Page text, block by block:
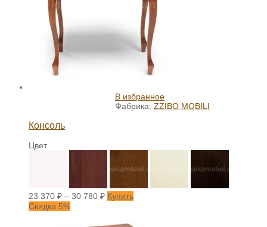
В избранное
Фабрика: ZZIBO MOBILI
Консоль
Цвет
23 370 ₽ – 30 780 ₽ Купить
Скидка 5%